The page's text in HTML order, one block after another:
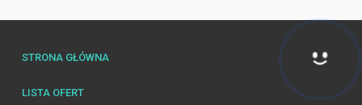
STRONA GŁÓWNA
LISTA OFERT